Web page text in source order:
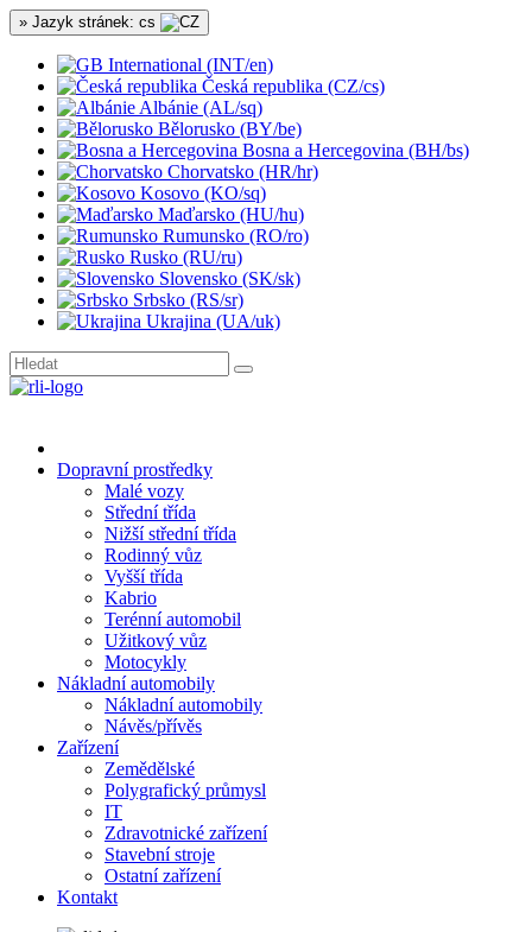
» Jazyk stránek: cs
International (INT/en)
Česká republika (CZ/cs)
Albánie (AL/sq)
Bělorusko (BY/be)
Bosna a Hercegovina (BH/bs)
Chorvatsko (HR/hr)
Kosovo (KO/sq)
Maďarsko (HU/hu)
Rumunsko (RO/ro)
Rusko (RU/ru)
Slovensko (SK/sk)
Srbsko (RS/sr)
Ukrajina (UA/uk)
Dopravní prostředky
Malé vozy
Střední třída
Nižší střední třída
Rodinný vůz
Vyšší třída
Kabrio
Terénní automobil
Užitkový vůz
Motocykly
Nákladní automobily
Nákladní automobily
Návěs/přívěs
Zařízení
Zemědělské
Polygrafický průmysl
IT
Zdravotnické zařízení
Stavební stroje
Ostatní zařízení
Kontakt